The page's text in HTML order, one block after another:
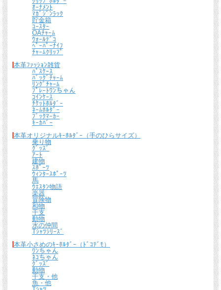
メール便（全商品対象・定形外郵便ほか）全国一律300円
詳しくはこちらから
ｵｰﾅﾒﾝﾄ
ﾏｶﾞｼﾞﾝﾗｯｸ
貯金箱
ｺｰｽﾀｰ
OAﾁｬｰﾑ
ｳｫｰﾙﾃﾞｺ
ﾍﾟｰﾊﾟｰﾅｲﾌ
ﾁｬｰﾑｸﾘｯﾌﾟ
本革ﾌｧｯｼｮﾝ雑貨
ﾊﾟｽｹｰｽ
ﾊﾞｯｸﾞﾁｬｰﾑ
ﾘﾝｸﾞﾁｬｰﾑ
ﾌﾟﾚｰﾄﾜﾝちゃん
ｺｲﾝｹｰｽ
ﾁｹｯﾄﾎﾙﾀﾞｰ
ﾈｰﾑﾎﾙﾀﾞｰ
ﾌﾞｯｸﾏｰｶｰ
ｷｰｶﾊﾞｰ
本革オリジナルｷｰﾎﾙﾀﾞｰ（手のひらサイズ）
乗り物
ｸﾞｯｽﾞ
ｱｰﾄ
建物
ｽﾎﾟｰﾂ
ｳｨﾝﾀｰｽﾎﾟｰﾂ
馬
ｳｴｽﾀﾝ物語
楽器
冒険物
和物
干支
動物
水の仲間
Tｼｬﾂｼﾘｰｽﾞ
本革小さめのｷｰﾎﾙﾀﾞｰ（ﾄﾞｺﾃﾞﾓ）
ﾜﾝちゃん
ﾈｺちゃん
ｸﾞｯｽﾞ
動物
干支・他
魚・他